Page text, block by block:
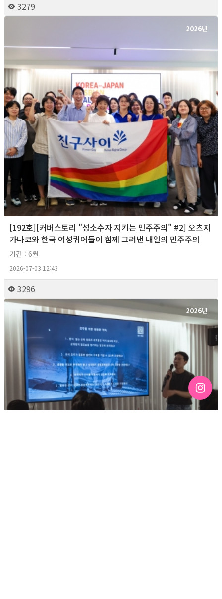
3279
2026년
[192호][커버스토리 "성소수자 지키는 민주주의" #2] 오츠지
가나코와 한국 여성퀴어들이 함께 그려낸 내일의 민주주의
기간 : 6월
2026-07-03 12:43
3296
2026년